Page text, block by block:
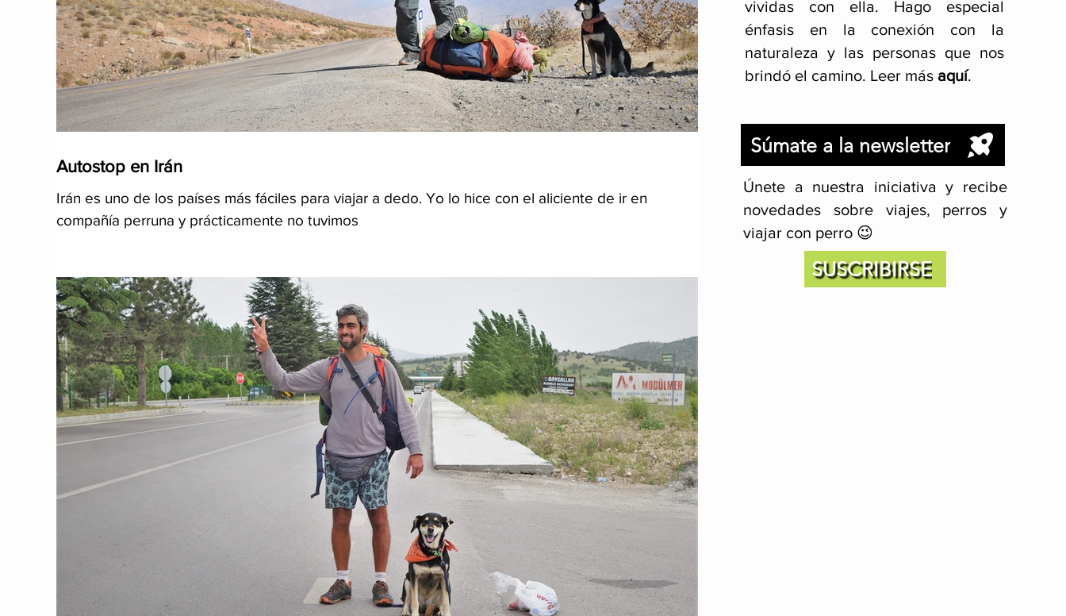
Autostop en Irán
Irán es uno de los países más fáciles para viajar a dedo. Yo lo hice con el aliciente de ir en
compañía perruna y prácticamente no tuvimos
vividas con ella. Hago especial
énfasis en la conexión con la
naturaleza y las personas que nos
brindó el camino. Leer más aquí.
Súmate a la newsletter
Únete a nuestra iniciativa y recibe
novedades sobre viajes, perros y
viajar con perro 😉
SUSCRIBIRSE